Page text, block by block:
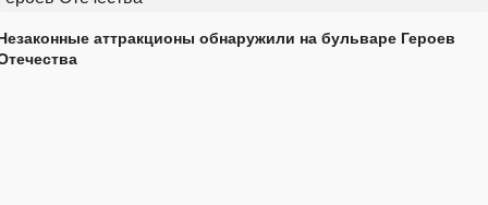
аттракционы обнаружили на бульваре Героев